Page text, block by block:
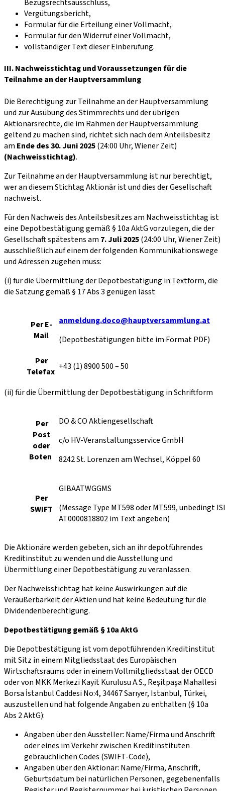
Bezugsrechtsausschluss,
Vergütungsbericht,
Formular für die Erteilung einer Vollmacht,
Formular für den Widerruf einer Vollmacht,
vollständiger Text dieser Einberufung.
III. Nachweisstichtag und Voraussetzungen für die
Teilnahme an der Hauptversammlung
Die Berechtigung zur Teilnahme an der Hauptversammlung
und zur Ausübung des Stimmrechts und der übrigen
Aktionärsrechte, die im Rahmen der Hauptversammlung
geltend zu machen sind, richtet sich nach dem Anteilsbesitz
am Ende des 30. Juni 2025(24:00 Uhr, Wiener Zeit)
(Nachweisstichtag).
Zur Teilnahme an der Hauptversammlung ist nur berechtigt,
wer an diesem Stichtag Aktionär ist und dies der Gesellschaft
nachweist.
Für den Nachweis des Anteilsbesitzes am Nachweisstichtag ist
eine Depotbestätigung gemäß § 10a AktG vorzulegen, die der
Gesellschaft spätestens am 7. Juli 2025(24:00 Uhr, Wiener Zeit)
ausschließlich auf einem der folgenden Kommunikationswege
und Adressen zugehen muss:
(i) für die Übermittlung der Depotbestätigung in Textform, die
die Satzung gemäß § 17 Abs 3 genügen lässt
Per E-
Mail
anmeldung.doco@hauptversammlung.at
(Depotbestätigungen bitte im Format PDF)
Per
Telefax +43 (1) 8900 500 – 50
(ii) für die Übermittlung der Depotbestätigung in Schriftform
Per
Post
oder
Boten
DO & CO Aktiengesellschaft
c/o HV-Veranstaltungsservice GmbH
8242 St. Lorenzen am Wechsel, Köppel 60
Per
SWIFT
GIBAATWGGMS
(Message Type MT598 oder MT599, unbedingt
AT0000818802 im Text angeben)
Die Aktionäre werden gebeten, sich an ihr depotführendes
Kreditinstitut zu wenden und die Ausstellung und
Übermittlung einer Depotbestätigung zu veranlassen.
Der Nachweisstichtag hat keine Auswirkungen auf die
Veräußerbarkeit der Aktien und hat keine Bedeutung für die
Dividendenberechtigung.
Depotbestätigung gemäß § 10a AktG
Die Depotbestätigung ist vom depotführenden Kreditinstitut
mit Sitz in einem Mitgliedsstaat des Europäischen
Wirtschaftsraums oder in einem Vollmitgliedsstaat der OECD
oder von MKK Merkezi Kayit Kurulusu A.S., Reşitpaşa Mahallesi
Borsa İstanbul Caddesi No:4, 34467 Sarıyer, Istanbul, Türkei,
auszustellen und hat folgende Angaben zu enthalten (§ 10a
Abs 2 AktG):
Angaben über den Aussteller: Name/Firma und Anschrift
oder eines im Verkehr zwischen Kreditinstituten
gebräuchlichen Codes (SWIFT-Code),
Angaben über den Aktionär: Name/Firma, Anschrift,
Geburtsdatum bei natürlichen Personen, gegebenenfalls